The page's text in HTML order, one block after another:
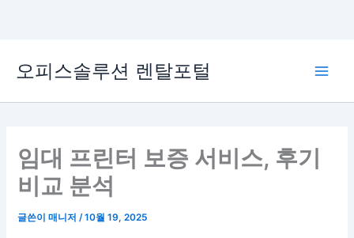
로
오피스솔루션 렌탈포털
임대 프린터 보증 서비스, 후기
비교 분석
글쓴이매니저 /10월 19, 2025